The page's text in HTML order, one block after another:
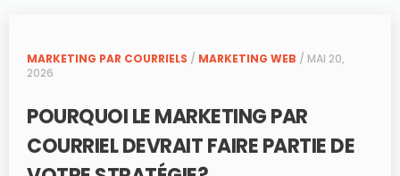
MARKETING PAR COURRIELS / MARKETING WEB / MAI 20,
2026
POURQUOI LE MARKETING PAR
COURRIEL DEVRAIT FAIRE PARTIE DE